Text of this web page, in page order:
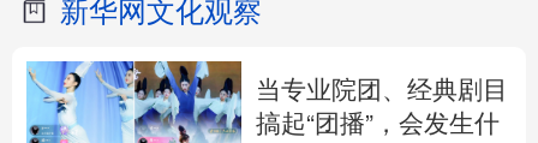
新华网文化观察
当专业院团、经典剧目
搞起“团播”，会发生什